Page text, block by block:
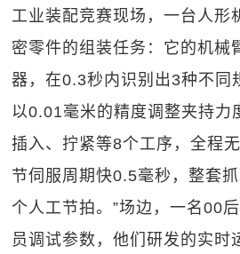
工业装配竞赛现场，一台人形
密零件的组装任务：它的机械
器，在0.3秒内识别出3种不同
以0.01毫米的精度调整夹持力
插入、拧紧等8个工序，全程
节伺服周期快0.5毫秒，整套
个人工节拍。”场边，一名00
员调试参数，他们研发的实时